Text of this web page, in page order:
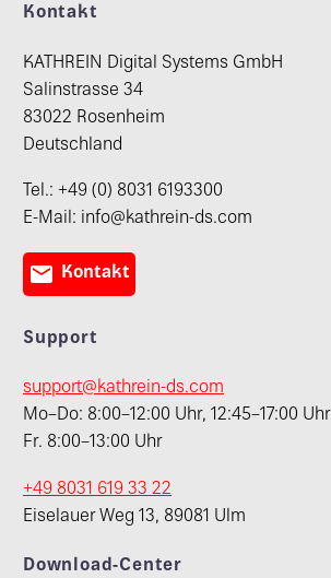
Kontakt
KATHREIN Digital Systems GmbH
Salinstrasse 34
83022 Rosenheim
Deutschland
Tel.: +49 (0) 8031 6193300
E-Mail: info@kathrein-ds.com
 Kontakt
Support
support@kathrein-ds.com
Mo–Do: 8:00–12:00 Uhr, 12:45–17:00 Uhr
Fr. 8:00–13:00 Uhr
+49 8031 619 33 22
Eiselauer Weg 13, 89081 Ulm
Download-Center